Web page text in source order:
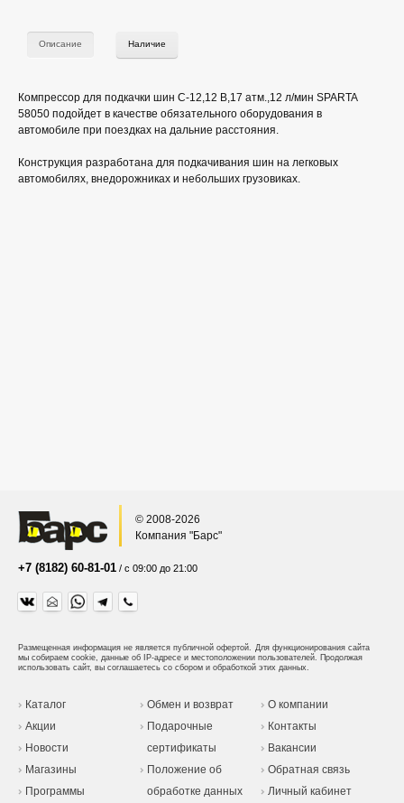
Описание Наличие
Компрессор для подкачки шин С-12,12 В,17 атм.,12 л/мин SPARTA
58050 подойдет в качестве обязательного оборудования в
автомобиле при поездках на дальние расстояния.
Конструкция разработана для подкачивания шин на легковых
автомобилях, внедорожниках и небольших грузовиках.
© 2008-2026
Компания "Барс"
+7 (8182) 60-81-01 / с 09:00 до 21:00
Размещенная информация не является публичной офертой. Для функционирования сайта
мы собираем cookie, данные об IP-адресе и местоположении пользователей. Продолжая
использовать сайт, вы соглашаетесь со сбором и обработкой этих данных.
Каталог
Акции
Новости
Магазины
Программы
Обмен и возврат
Подарочные
сертификаты
Положение об
обработке данных
О компании
Контакты
Вакансии
Обратная связь
Личный кабинет